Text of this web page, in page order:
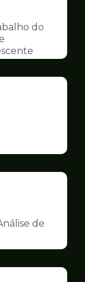
do
de